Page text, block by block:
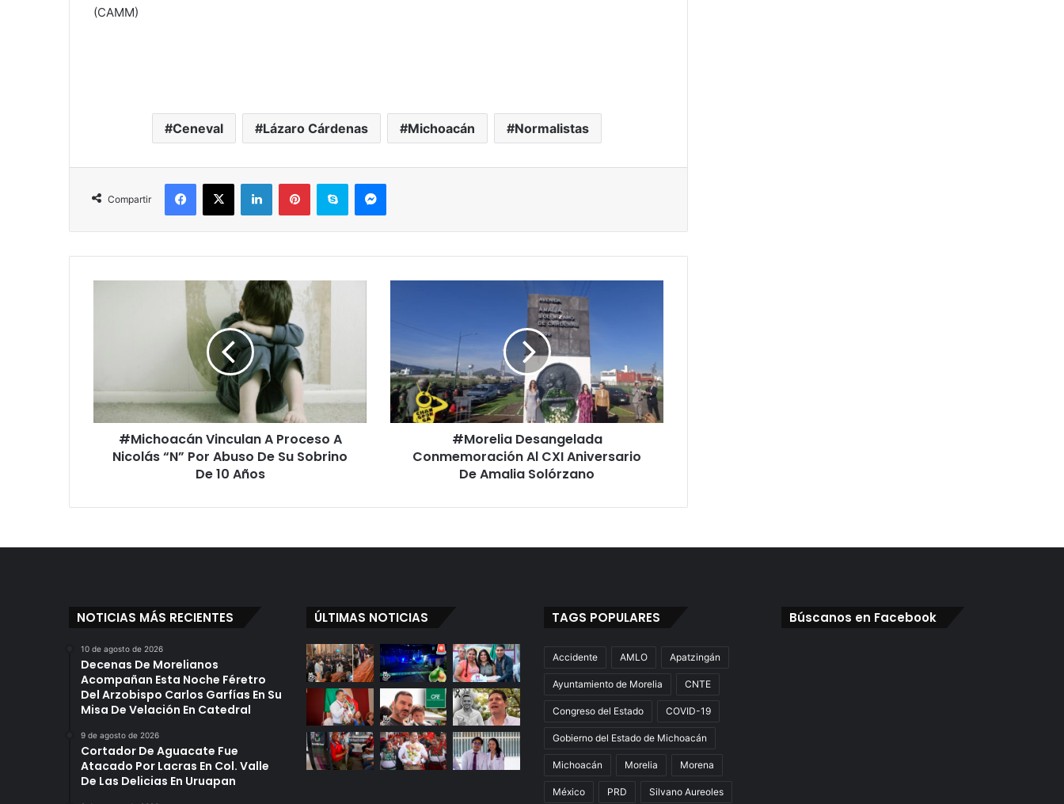
(CAMM)
Ceneval Lázaro Cárdenas Michoacán Normalistas
Compartir
Facebook
X LinkedInPinterestSkype Messenger
Por
Abuso
#Michoacán Vinculan A Proceso A
Nicolás “N” Por Abuso De Su Sobrino
De 10 Años
CXI
Aniversario
De
Amalia
Solórzano
#Morelia Desangelada
Conmemoración Al CXI Aniversario
De Amalia Solórzano
NOTICIAS MÁS RECIENTES
10 de agosto de 2026
Decenas De Morelianos
Acompañan Esta Noche Féretro
Del Arzobispo Carlos Garfías En Su
Misa De Velación En Catedral
9 de agosto de 2026
Cortador De Aguacate Fue
Atacado Por Lacras En Col. Valle
De Las Delicias En Uruapan
ÚLTIMAS NOTICIAS TAGS POPULARES
Accidente AMLO Apatzingán
Ayuntamiento de Morelia CNTE
Congreso del Estado COVID-19
Gobierno del Estado de Michoacán
Michoacán Morelia Morena
México PRD Silvano Aureoles
Búscanos en Facebook